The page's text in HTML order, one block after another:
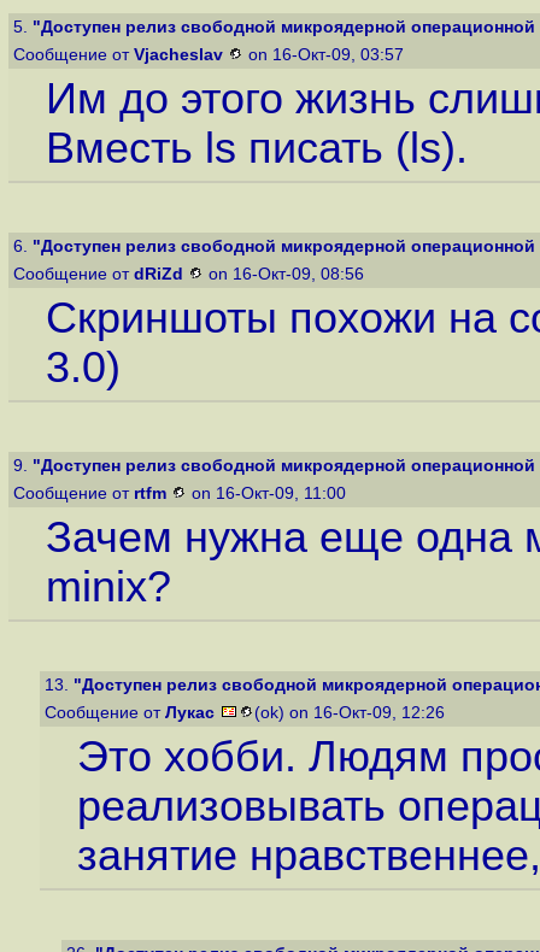
5. "Доступен релиз свободной микроядерной
Сообщение от Vjacheslav on 16-Окт-09, 03:57
Им до этого жизнь
Вместь ls писать (ls).
6. "Доступен релиз свободной микроядерной
Сообщение от dRiZd on 16-Окт-09, 08:56
Скриншоты похожи на
3.0)
9. "Доступен релиз свободной микроядерной
Сообщение от rtfm on 16-Окт-09, 11:00
Зачем нужна еще одна
minix?
13. "Доступен релиз свободной микроядерной
Сообщение от Лукас (ok) on 16-Окт-09, 12:26
Это хобби. Людям
реализовывать
занятие